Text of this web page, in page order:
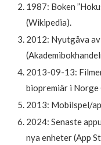
1987: Boken
(Wikipedia).
2012: Nyutgåva
(
2013-09-13:
biopremiär i Norge
2013: Mobilspel/
2024: Senaste
nya enheter (App